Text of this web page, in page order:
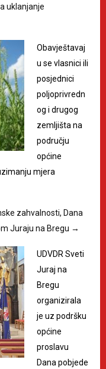
uklanjanje
Obavještavaj
u se vlasnici ili
posjednici
poljoprivredn
og i drugog
zemljišta na
području
općine
mjera
zahvalnosti, Dana
Juraju na Bregu →
UDVDR Sveti
Juraj na
Bregu
organizirala
je uz podršku
općine
proslavu
Dana pobjede